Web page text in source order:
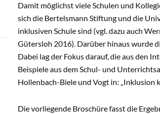
Damit möglichst viele Schulen und
sich die Bertelsmann Stiftung und die
inklusiven Schule sind (vgl. dazu auch
Gütersloh 2016). Darüber hinaus wurde
Dabei lag der Fokus darauf, die aus den
Beispiele aus dem Schul- und
Hollenbach-Biele und Vogt in: „Inklusion
Die vorliegende Broschüre fasst die